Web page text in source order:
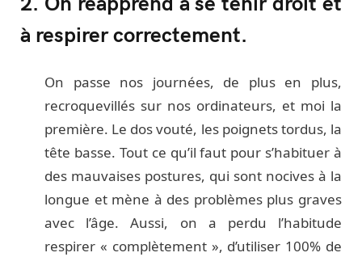
à respirer correctement.
On passe nos journées, de plus en plus,
recroquevillés sur nos ordinateurs, et moi la
première. Le dos vouté, les poignets tordus, la
tête basse. Tout ce qu’il faut pour s’habituer à
des mauvaises postures, qui sont nocives à la
longue et mène à des problèmes plus graves
avec l’âge. Aussi, on a perdu l’habitude
respirer « complètement », d’utiliser 100% de